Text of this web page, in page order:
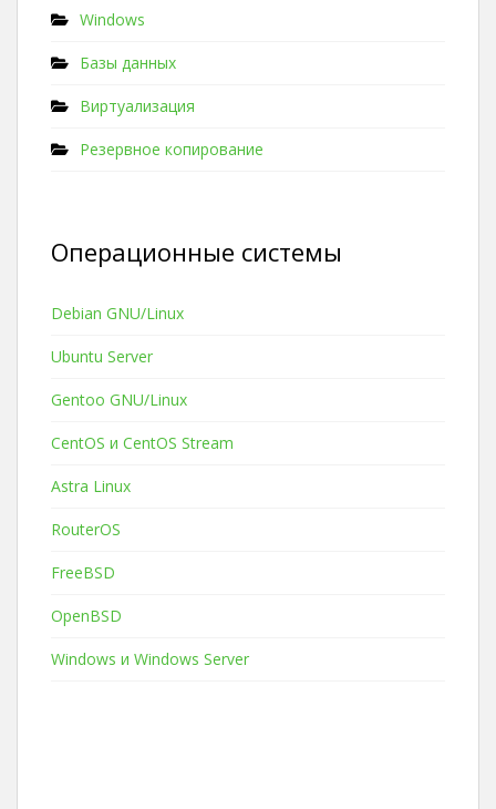
Windows
Базы данных
Виртуализация
Резервное копирование
Операционные системы
Debian GNU/Linux
Ubuntu Server
Gentoo GNU/Linux
CentOS и CentOS Stream
Astra Linux
RouterOS
FreeBSD
OpenBSD
Windows и Windows Server